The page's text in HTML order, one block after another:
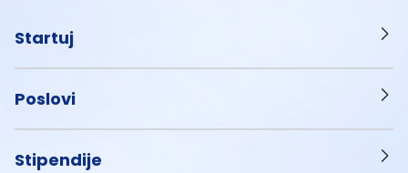
Startuj
Poslovi
Stipendije